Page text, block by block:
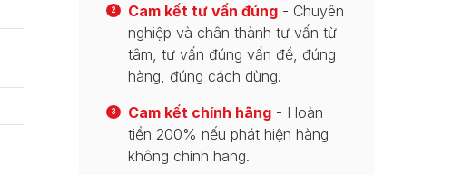
2 Cam kết tư vấn đúng - Chuyên
nghiệp và chân thành tư vấn từ
tâm, tư vấn đúng vấn đề, đúng
hàng, đúng cách dùng.
3 Cam kết chính hãng - Hoàn
tiền 200% nếu phát hiện hàng
không chính hãng.